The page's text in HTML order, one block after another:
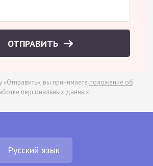
ОТПРАВИТЬ
вы принимаете положение об
персональных данных.
Русский язык